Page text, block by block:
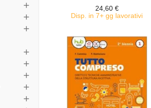








24,60 €
Disp. in 7+ gg lavorativi